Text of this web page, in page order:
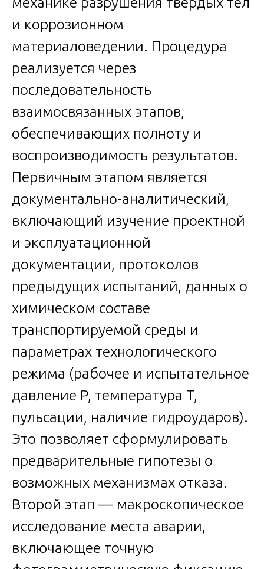
и коррозионном
материаловедении. Процедура
реализуется через
последовательность
взаимосвязанных этапов,
обеспечивающих полноту и
воспроизводимость результатов.
Первичным этапом является
документально-аналитический,
включающий изучение проектной
и эксплуатационной
документации, протоколов
предыдущих испытаний, данных о
химическом составе
транспортируемой среды и
параметрах технологического
режима (рабочее и испытательное
давление P, температура T,
пульсации, наличие гидроударов).
Это позволяет сформулировать
предварительные гипотезы о
возможных механизмах отказа.
Второй этап — макроскопическое
исследование места аварии,
включающее точную